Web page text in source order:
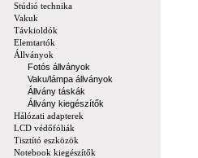
Stúdió technika
Vakuk
Távkioldók
Elemtartók
Állványok
Fotós állványok
Vaku/lámpa állványok
Állvány táskák
Állvány kiegészítők
Hálózati adapterek
LCD védőfóliák
Tisztító eszközök
Notebook kiegészítők